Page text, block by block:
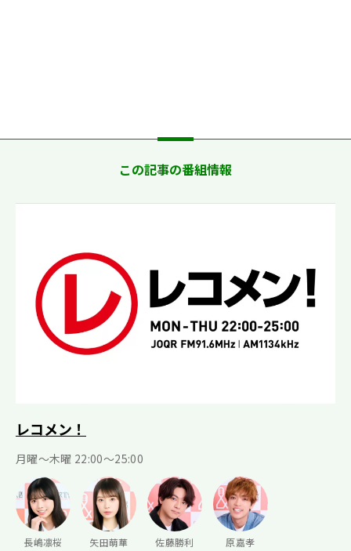
この記事の番組情報
レコメン！
月曜〜木曜 22:00〜25:00
長嶋凛桜
矢田萌華
佐藤勝利
原嘉孝